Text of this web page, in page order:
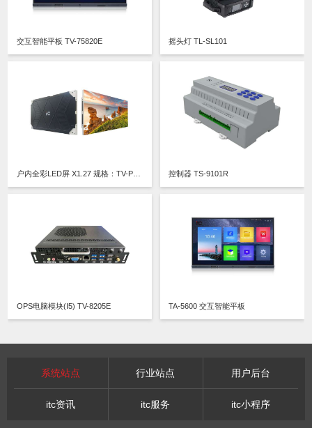
交互智能平板 TV-75820E 摇头灯 TL-SL101
户内全彩LED屏 X1.27 规格：TV-PX127-YM/TV-PX127-YX 控制器 TS-9101R
OPS电脑模块(I5) TV-8205E TA-5600 交互智能平板
系统站点 行业站点 用户后台
itc资讯 itc服务 itc小程序